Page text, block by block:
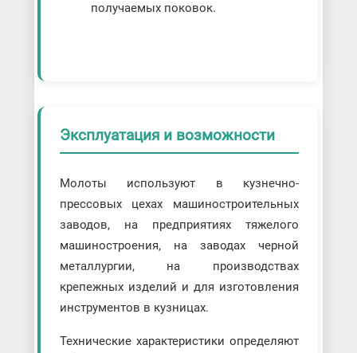
получаемых поковок.
Эксплуатация и возможности
Молоты используют в кузнечно-
прессовых цехах машиностроительных
заводов, на предприятиях тяжелого
машиностроения, на заводах черной
металлургии, на производствах
крепежных изделий и для изготовления
инструментов в кузницах.
Технические характеристики определяют